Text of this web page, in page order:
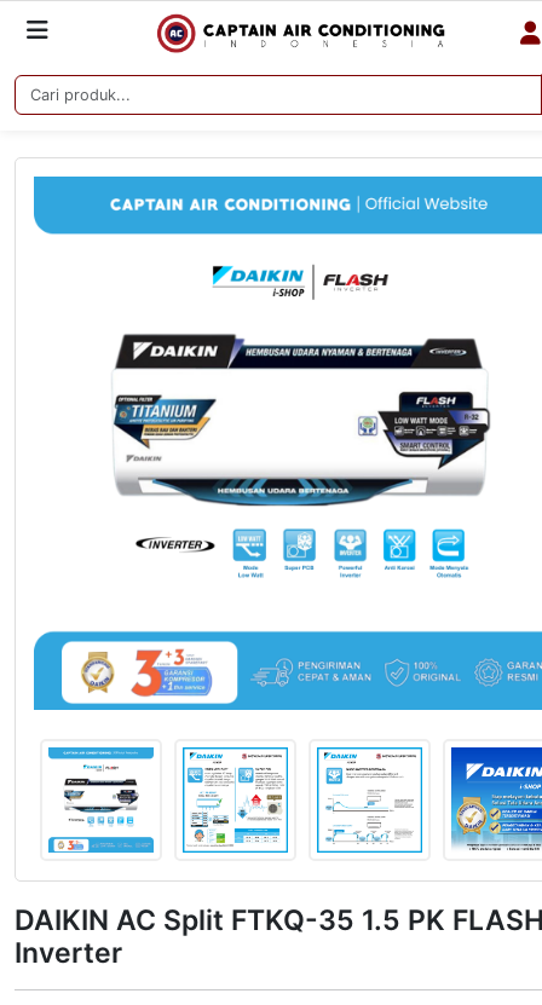
DAIKIN AC Split FTKQ-35 1.5 PK
Inverter